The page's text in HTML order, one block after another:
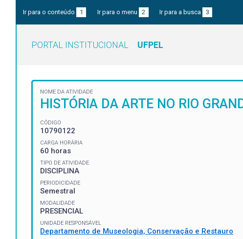
Ir para o conteúdo 1 Ir para o menu 2 Ir para a busca 3
PORTAL INSTITUCIONAL UFPEL
NOME DA ATIVIDADE
HISTÓRIA DA ARTE NO RIO
CÓDIGO
10790122
CARGA HORÁRIA
60 horas
TIPO DE ATIVIDADE
DISCIPLINA
PERIODICIDADE
Semestral
MODALIDADE
PRESENCIAL
UNIDADE RESPONSÁVEL
Departamento de Museologia, Conservação e Restauro